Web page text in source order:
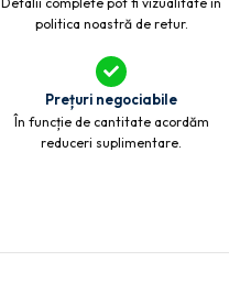
politica noastră de retur.
Prețuri negociabile
În funcție de cantitate acordăm
reduceri suplimentare.